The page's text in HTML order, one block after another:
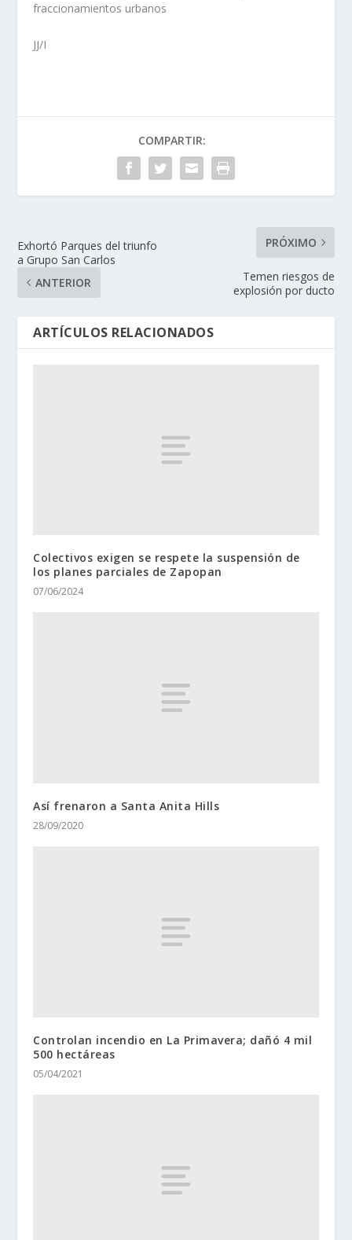
fraccionamientos urbanos
JJ/I
COMPARTIR:
Exhortó Parques del triunfo
a Grupo San Carlos
ANTERIOR
PRÓXIMO
Temen riesgos de
explosión por ducto
ARTÍCULOS RELACIONADOS
Colectivos exigen se respete la suspensión de
los planes parciales de Zapopan
07/06/2024
Así frenaron a Santa Anita Hills
28/09/2020
Controlan incendio en La Primavera; dañó 4 mil
500 hectáreas
05/04/2021